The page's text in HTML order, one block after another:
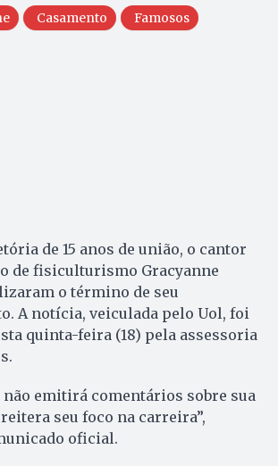
Casamento
Famosos
de 15 anos de união, o cantor
de fisiculturismo Gracyanne
o término de seu
A notícia, veiculada pelo Uol, foi
quinta-feira (18) pela assessoria
não emitirá comentários sobre sua
seu foco na carreira”,
oficial.